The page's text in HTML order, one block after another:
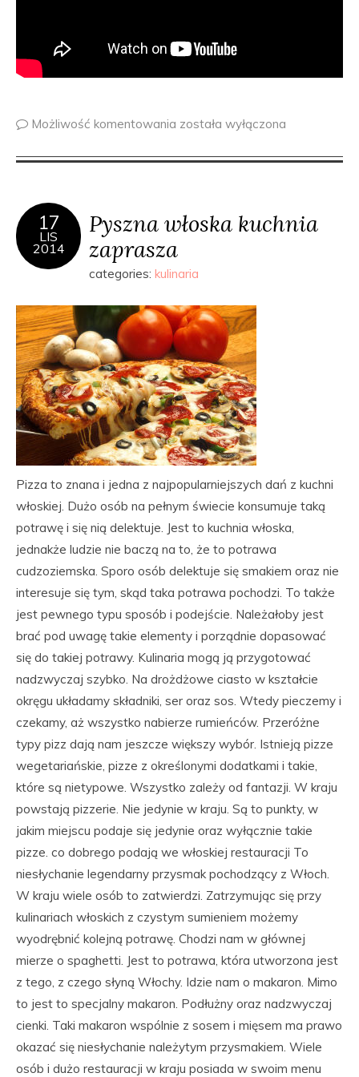
Możliwość komentowania została wyłączona
17
LIS
2014
Pyszna włoska kuchnia
zaprasza
categories: kulinaria
Pizza to znana i jedna z najpopularniejszych dań z kuchni
włoskiej. Dużo osób na pełnym świecie konsumuje taką
potrawę i się nią delektuje. Jest to kuchnia włoska,
jednakże ludzie nie baczą na to, że to potrawa
cudzoziemska. Sporo osób delektuje się smakiem oraz nie
interesuje się tym, skąd taka potrawa pochodzi. To także
jest pewnego typu sposób i podejście. Należałoby jest
brać pod uwagę takie elementy i porządnie dopasować
się do takiej potrawy. Kulinaria mogą ją przygotować
nadzwyczaj szybko. Na drożdżowe ciasto w kształcie
okręgu układamy składniki, ser oraz sos. Wtedy pieczemy i
czekamy, aż wszystko nabierze rumieńców. Przeróżne
typy pizz dają nam jeszcze większy wybór. Istnieją pizze
wegetariańskie, pizze z określonymi dodatkami i takie,
które są nietypowe. Wszystko zależy od fantazji. W kraju
powstają pizzerie. Nie jedynie w kraju. Są to punkty, w
jakim miejscu podaje się jedynie oraz wyłącznie takie
pizze. co dobrego podają we włoskiej restauracji To
niesłychanie legendarny przysmak pochodzący z Włoch.
W kraju wiele osób to zatwierdzi. Zatrzymując się przy
kulinariach włoskich z czystym sumieniem możemy
wyodrębnić kolejną potrawę. Chodzi nam w głównej
mierze o spaghetti. Jest to potrawa, która utworzona jest
z tego, z czego słyną Włochy. Idzie nam o makaron. Mimo
to jest to specjalny makaron. Podłużny oraz nadzwyczaj
cienki. Taki makaron wspólnie z sosem i mięsem ma prawo
okazać się niesłychanie należytym przysmakiem. Wiele
osób i dużo restauracji w kraju posiada w swoim menu